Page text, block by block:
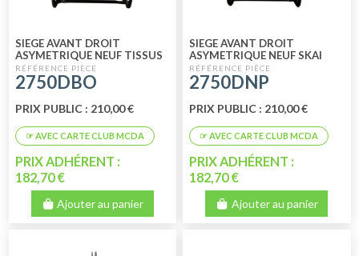
SIEGE AVANT DROIT
ASYMETRIQUE NEUF TISSUS
BLEU RAYE
2750DBO
PRIX PUBLIC : 210,00 €
PRIX ADHÉRENT :
182,70 €
Ajouter au panier
SIEGE AVANT DROIT
ASYMETRIQUE NEUF SKAI
NOIR PERFORE
2750DNP
PRIX PUBLIC : 210,00 €
PRIX ADHÉRENT :
182,70 €
Ajouter au panier